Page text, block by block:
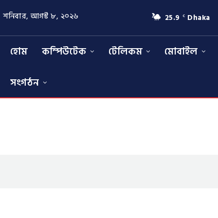
শনিবার, আগস্ট ৮, ২০২৬ 25.9 C Dhaka
হোম কম্পিউটেক টেলিকম
মোবাইল
সংগঠন